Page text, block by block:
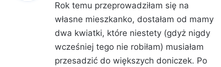
z
e
:
Rok temu przeprowadziłam się na
własne mieszkanko, dostałam od mamy
dwa kwiatki, które niestety (gdyż nigdy
wcześniej tego nie robiłam) musiałam
przesadzić do większych doniczek. Po